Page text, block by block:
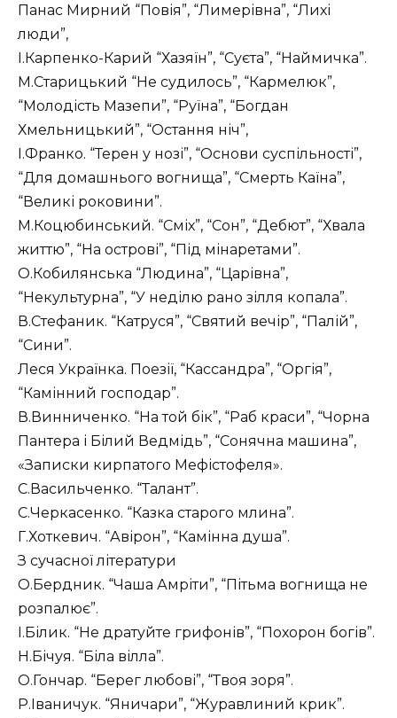
Панас Мирний “Повія”, “Лимерівна”, “Лихі
люди”,
І.Карпенко-Карий “Хазяїн”, “Суєта”, “Наймичка”.
М.Старицький “Не судилось”, “Кармелюк”,
“Молодість Мазепи”, “Руїна”, “Богдан
Хмельницький”, “Остання ніч”,
І.Франко. “Терен у нозі”, “Основи суспільності”,
“Для домашнього вогнища”, “Смерть Каїна”,
“Великі роковини”.
М.Коцюбинський. “Сміх”, “Сон”, “Дебют”, “Хвала
життю”, “На острові”, “Під мінаретами”.
О.Кобилянська “Людина”, “Царівна”,
“Некультурна”, “У неділю рано зілля копала”.
В.Стефаник. “Катруся”, “Святий вечір”, “Палій”,
“Сини”.
Леся Українка. Поезії, “Кассандра”, “Оргія”,
“Камінний господар”.
В.Винниченко. “На той бік”, “Раб краси”, “Чорна
Пантера і Білий Ведмідь”, “Сонячна машина”,
«Записки кирпатого Мефістофеля».
С.Васильченко. “Талант”.
С.Черкасенко. “Казка старого млина”.
Г.Хоткевич. “Авірон”, “Камінна душа”.
З сучасної літератури
О.Бердник. “Чаша Амріти”, “Пітьма вогнища не
розпалює”.
І.Білик. “Не дратуйте грифонів”, “Похорон богів”.
Н.Бічуя. “Біла вілла”.
О.Гончар. “Берег любові”, “Твоя зоря”.
Р.Іваничук. “Яничари”, “Журавлиний крик”.